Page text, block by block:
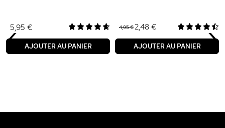
5,95 €
AJOUTER AU PANIER
4,95 €2,48 €
AJOUTER AU PANIER
‹ ›